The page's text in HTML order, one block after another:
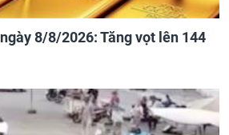
8/8/2026: Tăng vọt lên 144